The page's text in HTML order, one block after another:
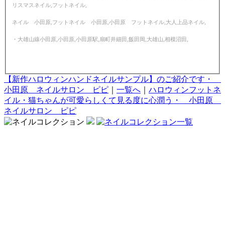
リスマスネイル,フットネイル,
ネイル 小田原,フットネイル 小田原,小田原 フットネイル,大人上品ネイル,
・大雄山線小田原,小田原,小田原駅,扇町井細田,飯田岡,大雄山,相模沼田,
【新作ハロウィンハンドネイルサンプル】のご紹介です・
小田原 ネイルサロン ピピ
一覧へ
ハロウィンフットネ
イル・猫ちゃんが可愛らしくて見る度に心潤う・ 小田原
ネイルサロン ピピ